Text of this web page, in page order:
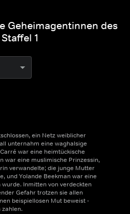
Geheimagentinnen des
1
ein Netz weiblicher
unternahm eine waghalsige
war eine heimtückische
war eine muslimische Prinzessin,
verwandelte; die junge Mutter
und Yolande Beekman war eine
Inmitten von verdeckten
Gefahr trotzen sie allen
beispiellosen Mut beweist -
zahlen.